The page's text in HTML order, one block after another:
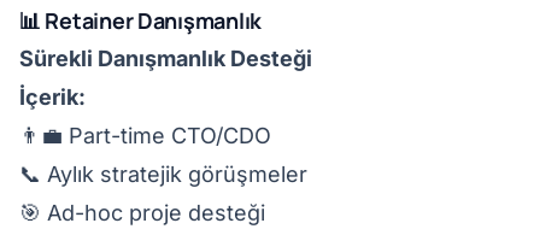
📊 Retainer Danışmanlık
Sürekli Danışmanlık Desteği
İçerik:
👨‍💼 Part-time CTO/CDO
📞 Aylık stratejik görüşmeler
🎯 Ad-hoc proje desteği